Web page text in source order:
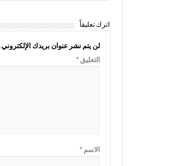
اترك تعليقاً
لن يتم نشر عنوان بريدك الإلكتروني.
التعليق*
الاسم*